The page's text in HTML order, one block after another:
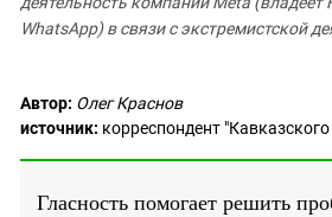
WhatsApp) в связи с экстремистской
Автор: Олег Краснов
источник: корреспондент "Кавказского
Гласность помогает решить